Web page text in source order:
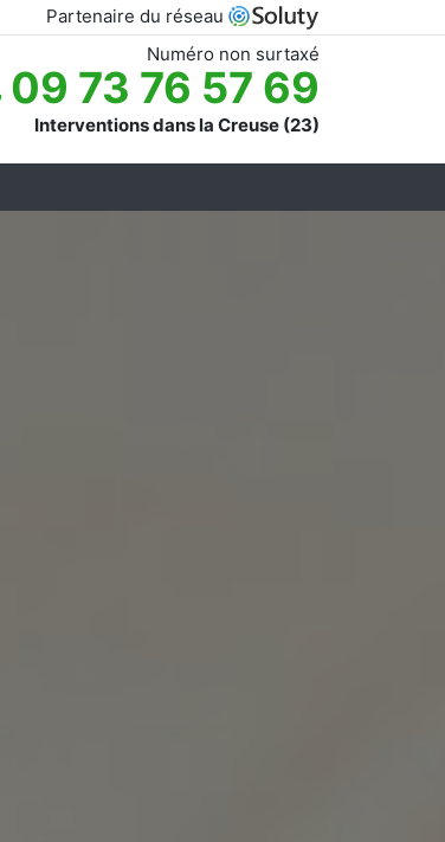
Partenaire du réseau
Numéro non surtaxé
09 73 76 57 69
Interventions dans la Creuse (23)